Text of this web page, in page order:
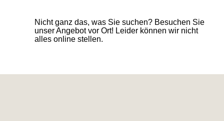
Nicht ganz das, was Sie suchen? Besuchen Sie
unser Angebot vor Ort! Leider können wir nicht
alles online stellen.